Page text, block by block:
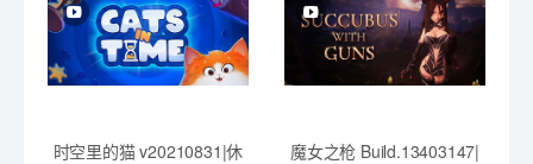
时空里的猫 v20210831|休
魔女之枪 Build.13403147|